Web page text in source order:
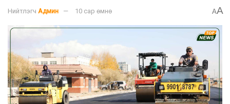
Нийтлэгч Админ 10 сар өмнө AA